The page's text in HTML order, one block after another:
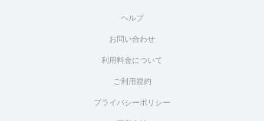
ヘルプ
お問い合わせ
利用料金について
ご利用規約
プライバシーポリシー